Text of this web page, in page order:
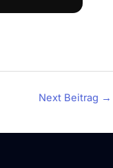
Next Beitrag →